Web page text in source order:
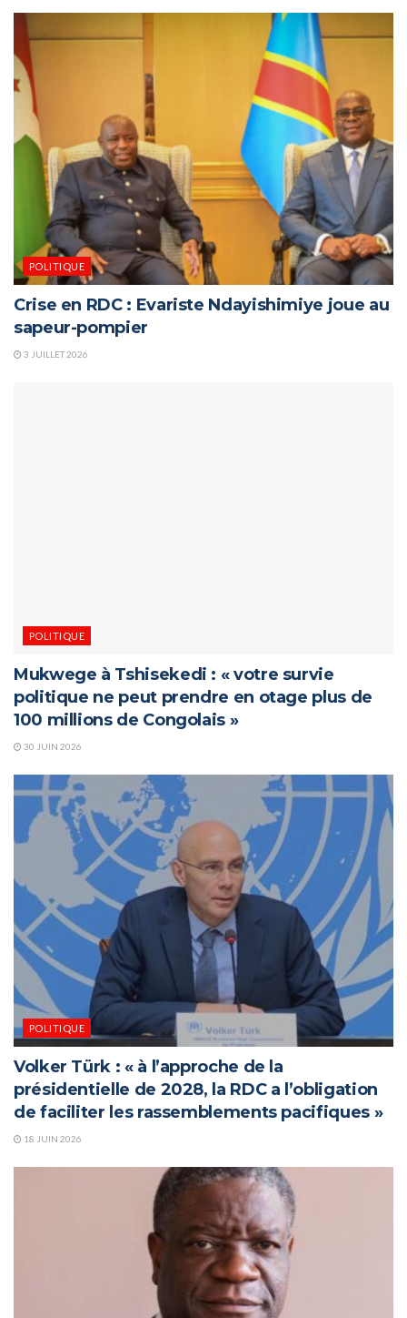
POLITIQUE
Crise en RDC : Evariste Ndayishimiye joue au
sapeur-pompier
3 JUILLET 2026
POLITIQUE
Mukwege à Tshisekedi : « votre survie
politique ne peut prendre en otage plus de
100 millions de Congolais »
30 JUIN 2026
POLITIQUE
Volker Türk : « à l’approche de la
présidentielle de 2028, la RDC a l’obligation
de faciliter les rassemblements pacifiques »
18 JUIN 2026